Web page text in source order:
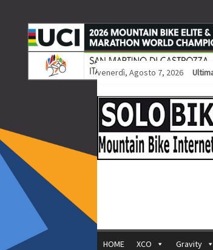
venerdì, Agosto 7, 2026
HOME XCO Gravity